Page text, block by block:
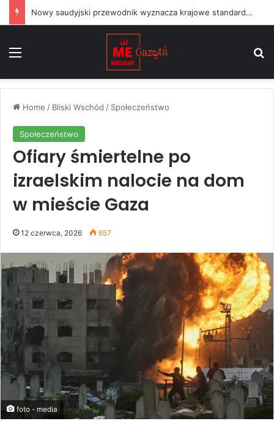
Nowy saudyjski przewodnik wyznacza krajowe standardy dla projektów sztuki publicznej
Home / Bliski Wschód / Społeczeństwo
Społeczeństwo
Ofiary śmiertelne po
izraelskim nalocie na dom
w mieście Gaza
12 czerwca, 2026 657
foto - media